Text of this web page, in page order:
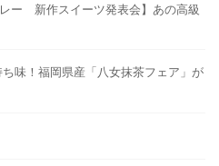
ー 新作スイーツ発表会】あの高級
ち味！福岡県産「八女抹茶フェア」が